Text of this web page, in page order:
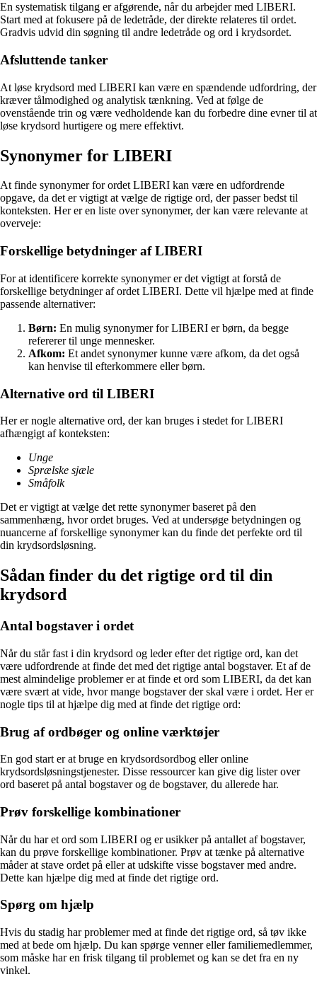
En systematisk tilgang er afgørende, når du arbejder med LIBERI.
Start med at fokusere på de ledetråde, der direkte relateres til ordet.
Gradvis udvid din søgning til andre ledetråde og ord i krydsordet.
Afsluttende tanker
At løse krydsord med LIBERI kan være en spændende udfordring, der
kræver tålmodighed og analytisk tænkning. Ved at følge de
ovenstående trin og være vedholdende kan du forbedre dine evner til at
løse krydsord hurtigere og mere effektivt.
Synonymer for LIBERI
At finde synonymer for ordet LIBERI kan være en udfordrende
opgave, da det er vigtigt at vælge de rigtige ord, der passer bedst til
konteksten. Her er en liste over synonymer, der kan være relevante at
overveje:
Forskellige betydninger af LIBERI
For at identificere korrekte synonymer er det vigtigt at forstå de
forskellige betydninger af ordet LIBERI. Dette vil hjælpe med at finde
passende alternativer:
Børn: En mulig synonymer for LIBERI er børn, da begge
refererer til unge mennesker.
Afkom: Et andet synonymer kunne være afkom, da det også
kan henvise til efterkommere eller børn.
Alternative ord til LIBERI
Her er nogle alternative ord, der kan bruges i stedet for LIBERI
afhængigt af konteksten:
Unge
Sprælske sjæle
Småfolk
Det er vigtigt at vælge det rette synonymer baseret på den
sammenhæng, hvor ordet bruges. Ved at undersøge betydningen og
nuancerne af forskellige synonymer kan du finde det perfekte ord til
din krydsordsløsning.
Sådan finder du det rigtige ord til din
krydsord
Antal bogstaver i ordet
Når du står fast i din krydsord og leder efter det rigtige ord, kan det
være udfordrende at finde det med det rigtige antal bogstaver. Et af de
mest almindelige problemer er at finde et ord som LIBERI, da det kan
være svært at vide, hvor mange bogstaver der skal være i ordet. Her er
nogle tips til at hjælpe dig med at finde det rigtige ord:
Brug af ordbøger og online værktøjer
En god start er at bruge en krydsordsordbog eller online
krydsordsløsningstjenester. Disse ressourcer kan give dig lister over
ord baseret på antal bogstaver og de bogstaver, du allerede har.
Prøv forskellige kombinationer
Når du har et ord som LIBERI og er usikker på antallet af bogstaver,
kan du prøve forskellige kombinationer. Prøv at tænke på alternative
måder at stave ordet på eller at udskifte visse bogstaver med andre.
Dette kan hjælpe dig med at finde det rigtige ord.
Spørg om hjælp
Hvis du stadig har problemer med at finde det rigtige ord, så tøv ikke
med at bede om hjælp. Du kan spørge venner eller familiemedlemmer,
som måske har en frisk tilgang til problemet og kan se det fra en ny
vinkel.